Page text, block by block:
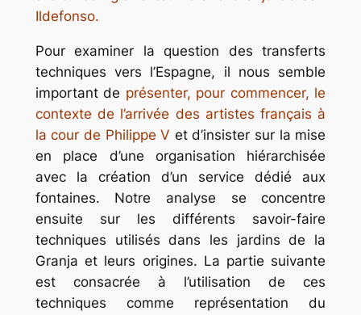
Ildefonso.
Pour examiner la question des transferts
techniques vers l’Espagne, il nous semble
important de présenter, pour commencer, le
contexte de l’arrivée des artistes français à
la cour de Philippe V et d’insister sur la mise
en place d’une organisation hiérarchisée
avec la création d’un service dédié aux
fontaines. Notre analyse se concentre
ensuite sur les différents savoir-faire
techniques utilisés dans les jardins de la
Granja et leurs origines. La partie suivante
est consacrée à l’utilisation de ces
techniques comme représentation du